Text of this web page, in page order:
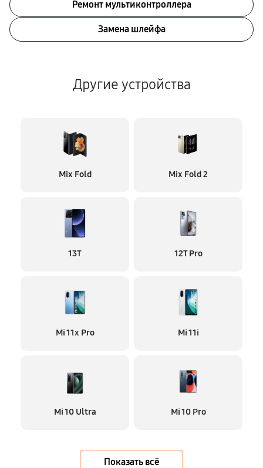
Ремонт мультиконтроллера
Замена шлейфа
Другие устройства
Mix Fold Mix Fold 2
13T 12T Pro
Mi 11x Pro Mi 11i
Mi 10 Ultra Mi 10 Pro
Показать всё